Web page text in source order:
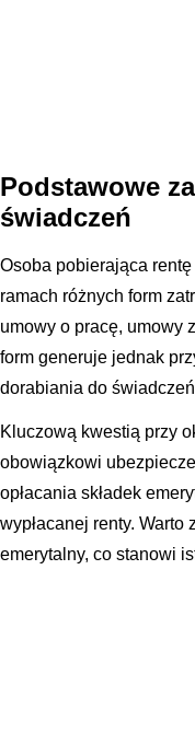
Podstawowe
świadczeń
Osoba pobierająca
ramach różnych form
umowy o pracę, umowy
form generuje jednak
dorabiania do
Kluczową kwestią przy
obowiązkowi
opłacania składek
wypłacanej renty.
emerytalny, co stanowi